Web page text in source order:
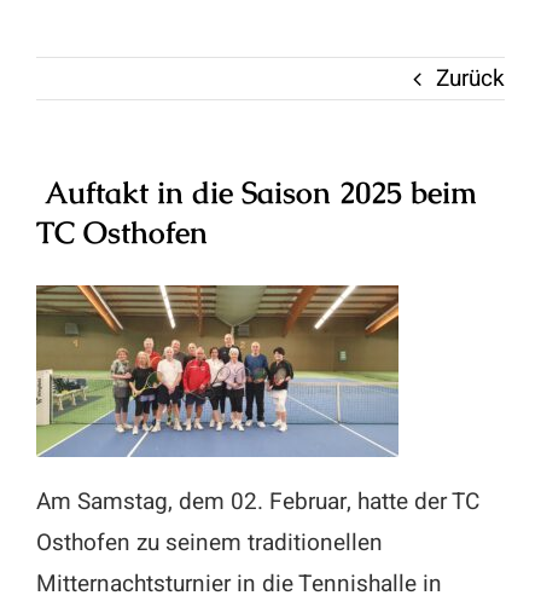
Zurück
Auftakt in die Saison 2025 beim
TC Osthofen
Am Samstag, dem 02. Februar, hatte der TC
Osthofen zu seinem traditionellen
Mitternachtsturnier in die Tennishalle in